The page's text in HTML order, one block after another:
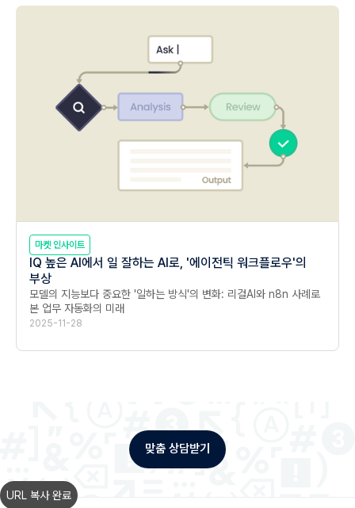
마켓 인사이트
IQ 높은 AI에서 일 잘하는 AI로, '에이전틱 워크플로우'의
부상
모델의 지능보다 중요한 '일하는 방식'의 변화: 리걸AI와 n8n 사례로
본 업무 자동화의 미래
2025-11-28
URL 복사 완료
맞춤 상담받기